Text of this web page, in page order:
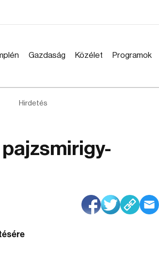
Gazdaság Közélet Programok
Hirdetés